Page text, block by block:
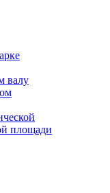
валу
площади